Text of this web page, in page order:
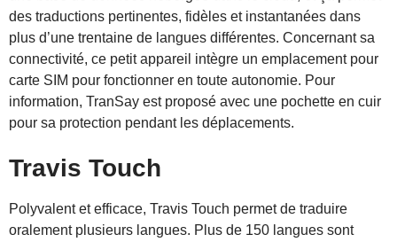
des traductions pertinentes, fidèles et instantanées dans
plus d’une trentaine de langues différentes. Concernant sa
connectivité, ce petit appareil intègre un emplacement pour
carte SIM pour fonctionner en toute autonomie. Pour
information, TranSay est proposé avec une pochette en cuir
pour sa protection pendant les déplacements.
Travis Touch
Polyvalent et efficace, Travis Touch permet de traduire
oralement plusieurs langues. Plus de 150 langues sont